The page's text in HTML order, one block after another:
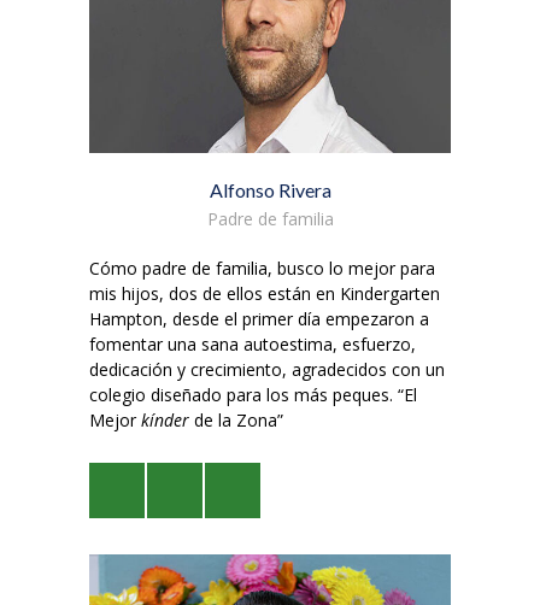
Alfonso Rivera
Padre de familia
Cómo padre de familia, busco lo mejor para
mis hijos, dos de ellos están en Kindergarten
Hampton, desde el primer día empezaron a
fomentar una sana autoestima, esfuerzo,
dedicación y crecimiento, agradecidos con un
colegio diseñado para los más peques. “El
Mejorkínder de la Zona”